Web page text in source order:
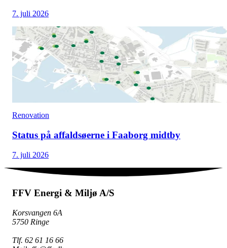
7. juli 2026
Renovation
Status på affaldsøerne i Faaborg midtby
7. juli 2026
FFV Energi & Miljø A/S
Korsvangen 6A
5750 Ringe
Tlf. 62 61 16 66